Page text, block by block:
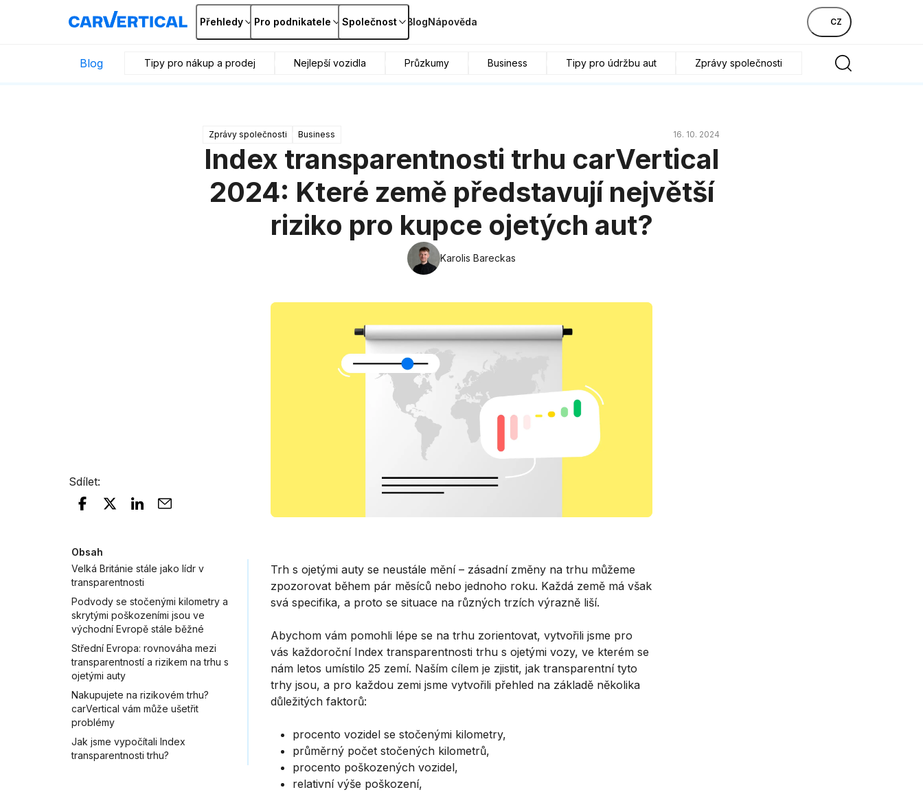
Přehledy Pro podnikatele Společnost BlogNápověda CZ
Blog Tipy pro nákup a prodej Nejlepší vozidla Průzkumy Business Tipy pro údržbu aut Zprávy společnosti
Zprávy společnosti Business 16. 10. 2024
Index transparentnosti trhu carVertical
2024: Které země představují největší
riziko pro kupce ojetých aut?
Karolis Bareckas
Sdílet:
Obsah
Velká Británie stále jako lídr v
transparentnosti
Podvody se stočenými kilometry a
skrytými poškozeními jsou ve
východní Evropě stále běžné
Střední Evropa: rovnováha mezi
transparentností a rizikem na trhu s
ojetými auty
Nakupujete na rizikovém trhu?
carVertical vám může ušetřit
problémy
Jak jsme vypočítali Index
transparentnosti trhu?
Trh s ojetými auty se neustále mění – zásadní změny na trhu můžeme
zpozorovat během pár měsíců nebo jednoho roku. Každá země má však
svá specifika, a proto se situace na různých trzích výrazně liší.
Abychom vám pomohli lépe se na trhu zorientovat, vytvořili jsme pro
vás každoroční Index transparentnosti trhu s ojetými vozy, ve kterém se
nám letos umístilo 25 zemí. Naším cílem je zjistit, jak transparentní tyto
trhy jsou, a pro každou zemi jsme vytvořili přehled na základě několika
důležitých faktorů:
procento vozidel se stočenými kilometry,
průměrný počet stočených kilometrů,
procento poškozených vozidel,
relativní výše poškození,